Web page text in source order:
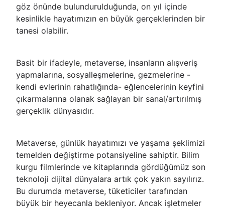
göz önünde bulundurulduğunda, on yıl içinde
kesinlikle hayatımızın en büyük gerçeklerinden bir
tanesi olabilir.
Basit bir ifadeyle, metaverse, insanların alışveriş
yapmalarına, sosyalleşmelerine, gezmelerine -
kendi evlerinin rahatlığında- eğlencelerinin keyfini
çıkarmalarına olanak sağlayan bir sanal/artırılmış
gerçeklik dünyasıdır.
Metaverse, günlük hayatımızı ve yaşama şeklimizi
temelden değiştirme potansiyeline sahiptir. Bilim
kurgu filmlerinde ve kitaplarında gördüğümüz son
teknoloji dijital dünyalara artık çok yakın sayılırız.
Bu durumda metaverse, tüketiciler tarafından
büyük bir heyecanla bekleniyor. Ancak işletmeler